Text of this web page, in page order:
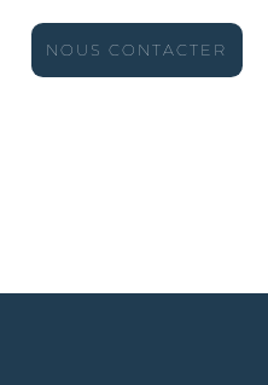
NOUS CONTACTER